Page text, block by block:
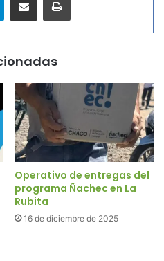
Operativo de entregas del
programa Ñachec en La
Rubita
16 de diciembre de 2025